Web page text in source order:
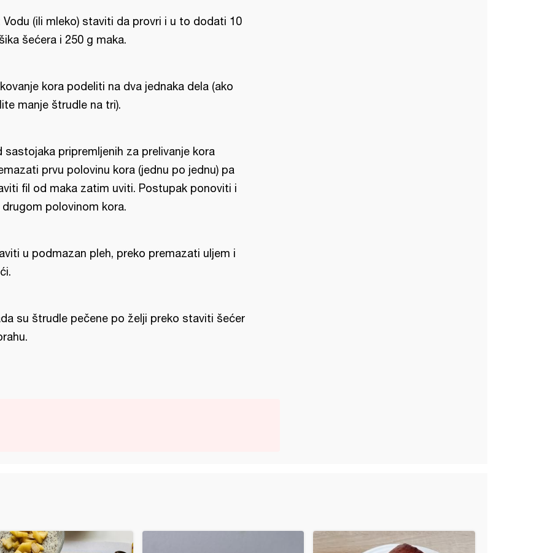
Vodu (ili mleko) staviti da provri i u to dodati 10
šećera i 250 g maka.
kora podeliti na dva jednaka dela (ako
manje štrudle na tri).
sastojaka pripremljenih za prelivanje kora
prvu polovinu kora (jednu po jednu) pa
fil od maka zatim uviti. Postupak ponoviti i
drugom polovinom kora.
u podmazan pleh, preko premazati uljem i
su štrudle pečene po želji preko staviti šećer